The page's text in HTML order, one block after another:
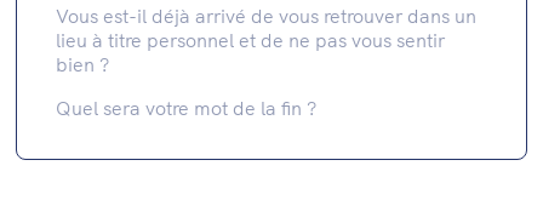
Vous est-il déjà arrivé de vous retrouver dans un
lieu à titre personnel et de ne pas vous sentir
bien ?
Quel sera votre mot de la fin ?